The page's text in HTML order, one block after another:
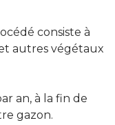
consiste à
autres végétaux
an, à la fin de
gazon.